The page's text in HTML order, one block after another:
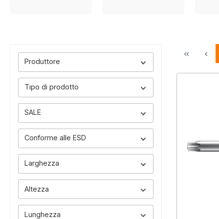
Produttore
Tipo di prodotto
SALE
Conforme alle ESD
Larghezza
Altezza
Lunghezza